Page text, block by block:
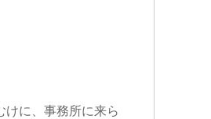
けに、事務所に来ら